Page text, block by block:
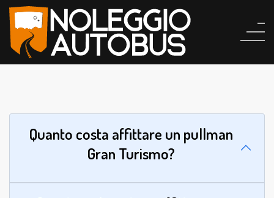
Quanto costa affittare un pullman
Gran Turismo?